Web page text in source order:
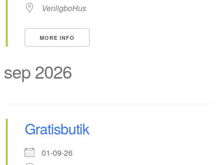
VenligboHus
MORE INFO
sep 2026
Gratisbutik
01-09-26